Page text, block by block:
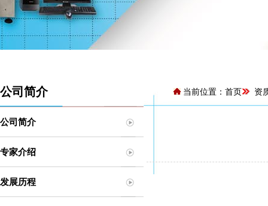
公司简介
公司简介
专家介绍
发展历程
当前位置： 首页 资